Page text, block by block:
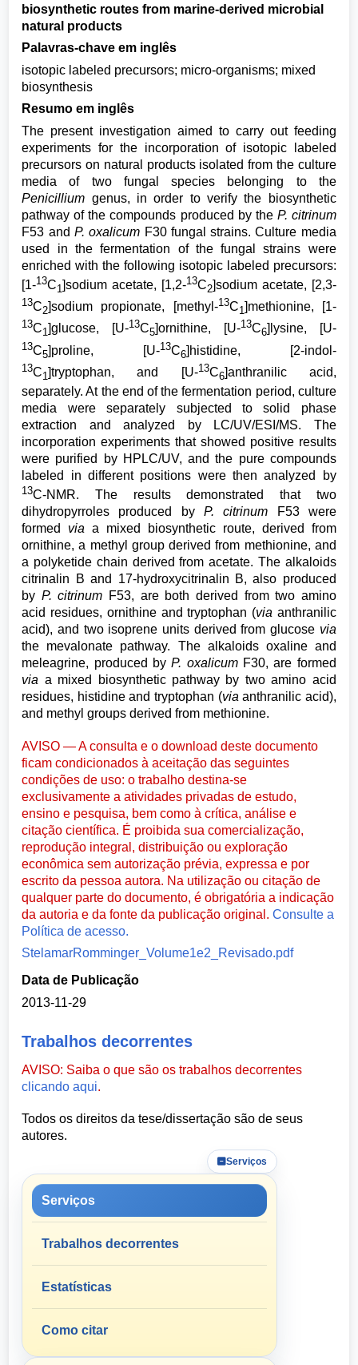
biosynthetic routes from marine-derived microbial
natural products
Palavras-chave em inglês
isotopic labeled precursors; micro-organisms; mixed
biosynthesis
Resumo em inglês
The present investigation aimed to carry out feeding
experiments for the incorporation of isotopic labeled
precursors on natural products isolated from the culture
media of two fungal species belonging to the
Penicillium genus, in order to verify the biosynthetic
pathway of the compounds produced by the P. citrinum
F53 and P. oxalicum F30 fungal strains. Culture media
used in the fermentation of the fungal strains were
enriched with the following isotopic labeled precursors:
[1-13C1]sodium acetate, [1,2-13C2]sodium acetate, [2,3-
13C2]sodium propionate, [methyl-13C1]methionine, [1-
13C1 ]glucose, [U-13C5 ]ornithine, [U-13C6]lysine, [U-
13C5]proline, [U-13C6]histidine, [2-indol-
13C1]tryptophan, and [U-13C6]anthranilic acid,
separately. At the end of the fermentation period, culture
media were separately subjected to solid phase
extraction and analyzed by LC/UV/ESI/MS. The
incorporation experiments that showed positive results
were purified by HPLC/UV, and the pure compounds
labeled in different positions were then analyzed by
13C-NMR. The results demonstrated that two
dihydropyrroles produced by P. citrinum F53 were
formed via a mixed biosynthetic route, derived from
ornithine, a methyl group derived from methionine, and
a polyketide chain derived from acetate. The alkaloids
citrinalin B and 17-hydroxycitrinalin B, also produced
by P. citrinum F53, are both derived from two amino
acid residues, ornithine and tryptophan (via anthranilic
acid), and two isoprene units derived from glucose via
the mevalonate pathway. The alkaloids oxaline and
meleagrine, produced byP. oxalicumF30, are formed
via a mixed biosynthetic pathway by two amino acid
residues, histidine and tryptophan (via anthranilic acid),
and methyl groups derived from methionine.
AVISO — A consulta e o download deste documento
ficam condicionados à aceitação das seguintes
condições de uso: o trabalho destina-se
exclusivamente a atividades privadas de estudo,
ensino e pesquisa, bem como à crítica, análise e
citação científica. É proibida sua comercialização,
reprodução integral, distribuição ou exploração
econômica sem autorização prévia, expressa e por
escrito da pessoa autora. Na utilização ou citação de
qualquer parte do documento, é obrigatória a indicação
da autoria e da fonte da publicação original.Consulte a
Política de acesso.
StelamarRomminger_Volume1e2_Revisado.pdf
Data de Publicação
2013-11-29
Trabalhos decorrentes
AVISO: Saiba o que são os trabalhos decorrentes
clicando aqui.
Todos os direitos da tese/dissertação são de seus
autores.
Serviços
Serviços
Trabalhos decorrentes
Estatísticas
Como citar